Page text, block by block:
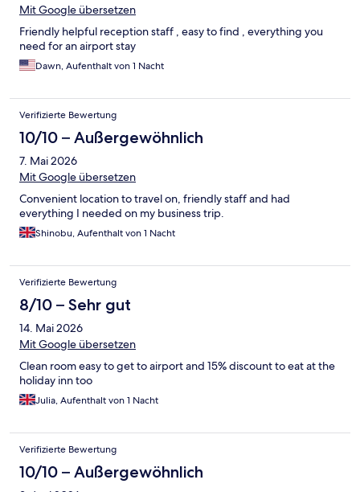
Mit Google übersetzen
Friendly helpful reception staff , easy to find , everything you
need for an airport stay
Dawn, Aufenthalt von 1 Nacht
Verifizierte Bewertung
10/10 – Außergewöhnlich
7. Mai 2026
Mit Google übersetzen
Convenient location to travel on, friendly staff and had
everything I needed on my business trip.
Shinobu, Aufenthalt von 1 Nacht
Verifizierte Bewertung
8/10 – Sehr gut
14. Mai 2026
Mit Google übersetzen
Clean room easy to get to airport and 15% discount to eat at the
holiday inn too
Julia, Aufenthalt von 1 Nacht
Verifizierte Bewertung
10/10 – Außergewöhnlich